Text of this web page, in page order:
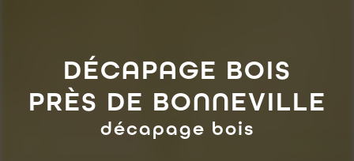
DÉCAPAGE BOIS
PRÈS DE BONNEVILLE
décapage bois